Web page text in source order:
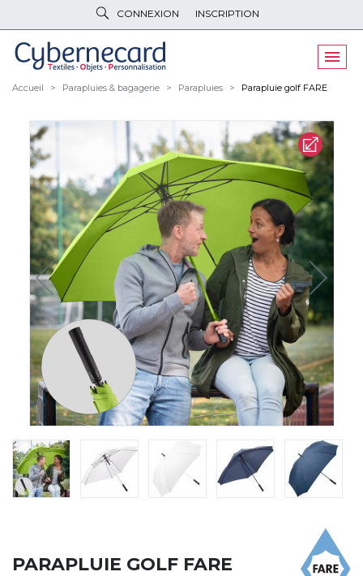
CONNEXION INSCRIPTION
VÊTEMENTSDE TRAVAIL
VÊTEMENTS D'IMAGE
OBJETS
PELUCHES& GOODIES
LINGE DE MAISON
NOUVEAUTÉS
ÉCO RESPONSABLE
PROMOS
CYBERNECARD
LA SOCIÉTÉ
SERVICES
ROADSHOWS, FORUM DES EXPERTS
CATALOGUES & TARIFS
MARQUES & CERTIFICATS
TECHNIQUES MARQUAGE
Accueil Parapluies & bagagerie Parapluies Parapluie golf FARE
PARAPLUIE GOLF FARE